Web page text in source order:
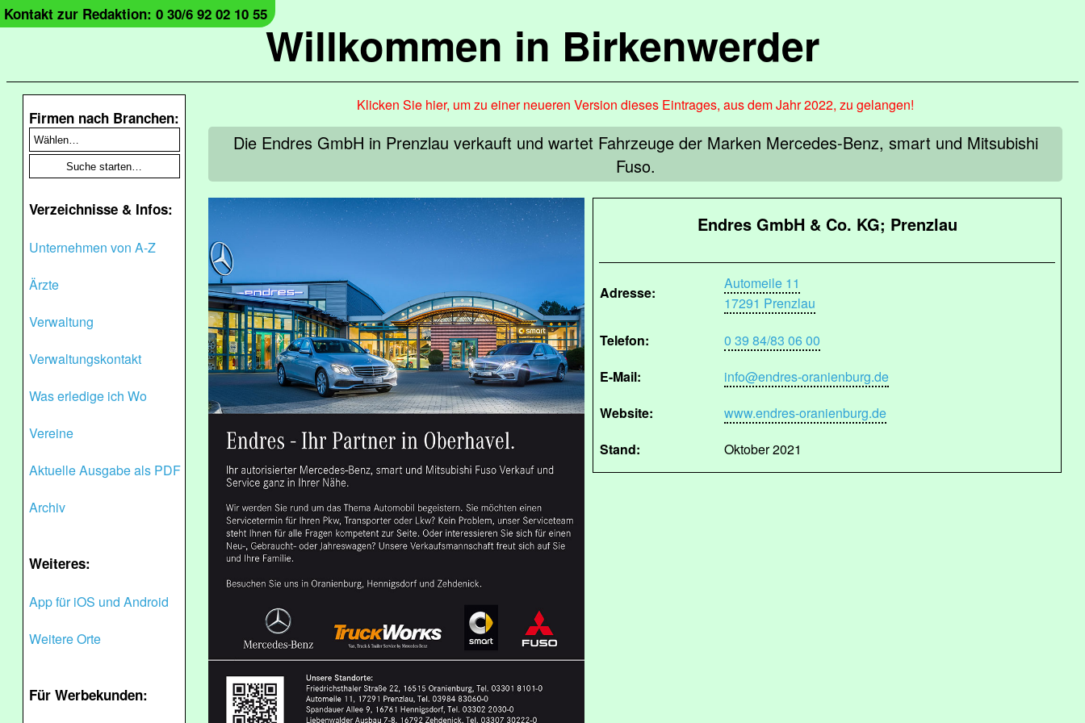
Willkommen in Birkenwerder
Kontakt zur Redaktion: 0 30/6 92 02 10 55
Firmen nach Branchen:
Verzeichnisse & Infos:
Unternehmen von A-Z
Ärzte
Verwaltung
Verwaltungskontakt
Was erledige ich Wo
Vereine
Aktuelle Ausgabe als PDF
Archiv
Weiteres:
App für iOS und Android
Weitere Orte
Für Werbekunden:
Klicken Sie hier, um zu einer neueren Version dieses Eintrages, aus dem Jahr 2022, zu gelangen!
Die Endres GmbH in Prenzlau verkauft und wartet Fahrzeuge der Marken Mercedes-Benz, smart und Mitsubishi
Fuso.
Endres GmbH & Co. KG; Prenzlau
Adresse:
Automeile 11
17291 Prenzlau
Telefon:
0 39 84/83 06 00
E-Mail:
info@endres-oranienburg.de
Website:
www.endres-oranienburg.de
Stand:
Oktober 2021